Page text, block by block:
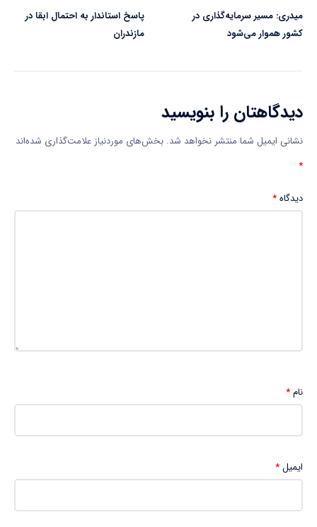
میدری: مسیر سرمایه‌گذاری در
کشور هموار می‌شود
پاسخ استاندار به احتمال ابقا در
مازندران
دیدگاهتان را بنویسید
نشانی ایمیل شما منتشر نخواهد شد. بخش‌های موردنیاز علامت‌گذاری شده‌اند
*
دیدگاه*
نام*
ایمیل*